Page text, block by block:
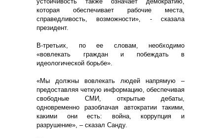
которая обеспечивает рабочие места,
справедливость, возможности», - сказала
президент.
В-третьих, по ее словам, необходимо
«вовлекать граждан и побеждать в
идеологической борьбе».
«Мы должны вовлекать людей напрямую –
предоставляя четкую информацию, обеспечивая
свободные СМИ, открытые дебаты,
одновременно разоблачая автократии такими,
какими они есть: война, коррупция и
разрушение», – сказал Санду.